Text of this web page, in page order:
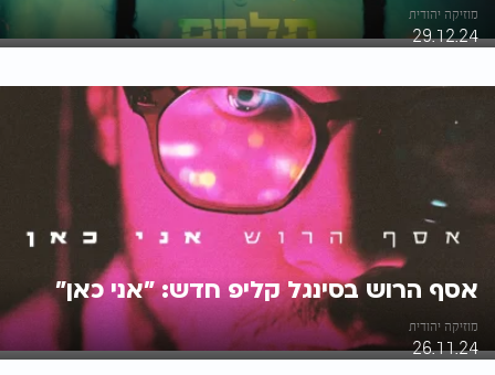
מוזיקה יהודית
29.12.24
אסף הרוש בסינגל קליפ חדש: "אני כאן"
מוזיקה יהודית
26.11.24